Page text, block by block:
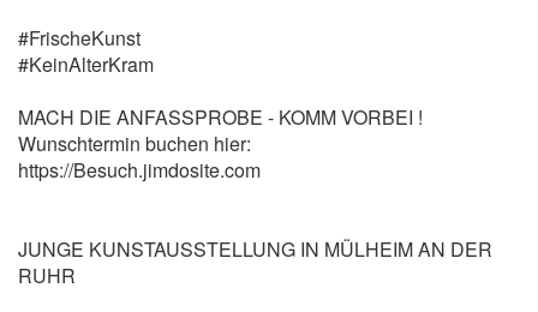
#FrischeKunst
#KeinAlterKram
MACH DIE ANFASSPROBE - KOMM VORBEI !
Wunschtermin buchen hier:
https://Besuch.jimdosite.com
JUNGE KUNSTAUSSTELLUNG IN MÜLHEIM AN DER
RUHR